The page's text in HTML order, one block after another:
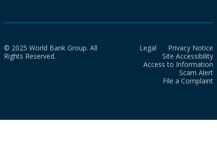
© 2025 World Bank Group. All
Rights Reserved.
Legal
Privacy Notice
Site Accessibility
Access to Information
Scam Alert
File a Complaint